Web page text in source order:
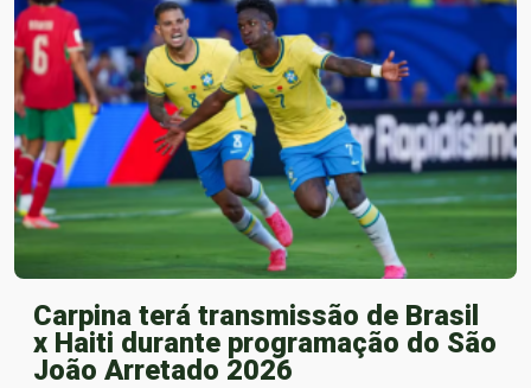
Carpina terá transmissão de Brasil
x Haiti durante programação do São
João Arretado 2026